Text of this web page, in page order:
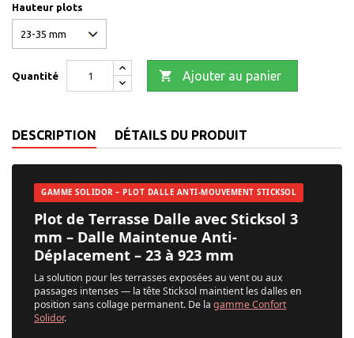
Hauteur plots
Quantité  Ajouter au panier
DESCRIPTION DÉTAILS DU PRODUIT
GAMME SOLIDOR – PLOT DALLE ANTI-MOUVEMENT STICKSOL
Plot de Terrasse Dalle avec Sticksol 3
mm – Dalle Maintenue Anti-
Déplacement – 23 à 923 mm
La solution pour les terrasses exposées au vent ou aux
passages intenses — la tête Sticksol maintient les dalles en
position sans collage permanent. De la gamme Confort
Solidor.